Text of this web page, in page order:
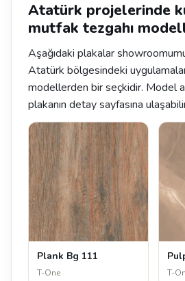
Atatürk projelerinde
mutfak tezgahı
Aşağıdaki plakalar
Atatürk bölgesindeki
modellerden bir seçkidir. Model
plakanın detay sayfasına
Plank Bg 111
T-One T-